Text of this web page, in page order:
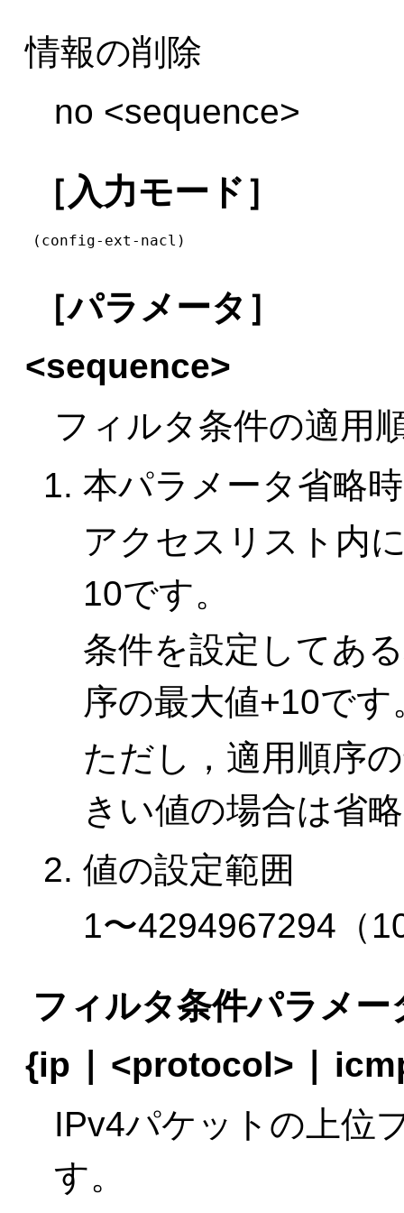
情報の削除
no <sequence>
［入力モード］
(config-ext-nacl)
［パラメータ］
<sequence>
フィルタ条件の適用
本パラメータ省略
アクセスリスト内
10です。
条件を設定してあ
序の最大値+10です
ただし，適用順序
きい値の場合は省
値の設定範囲
1〜4294967294（
フィルタ条件パラメー
{ip
<protocol>
IPv4パケットの上位
す。